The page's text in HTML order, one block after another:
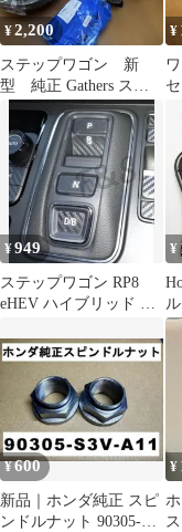
¥2,200
ステップワゴン 新
型 純正 Gathers スピ
ーカー セット
¥
¥949
ステップワゴン RP8
eHEV ハイブリッド シ
ン調
¥
¥600
新品｜ホンダ純正 スピ
ンドルナット 90305-
¥